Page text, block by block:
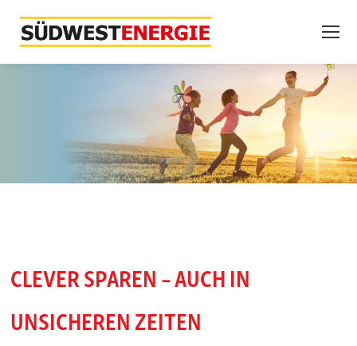
CLEVER SPAREN – AUCH IN
UNSICHEREN ZEITEN